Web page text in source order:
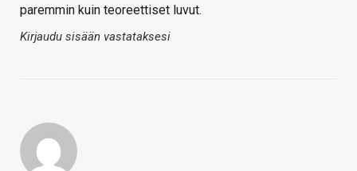
paremmin kuin teoreettiset luvut.
Kirjaudu sisään vastataksesi